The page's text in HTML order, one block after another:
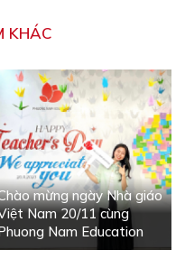
KHÁC
mừng ngày Nhà giáo
Nam 20/11 cùng
Nam Education